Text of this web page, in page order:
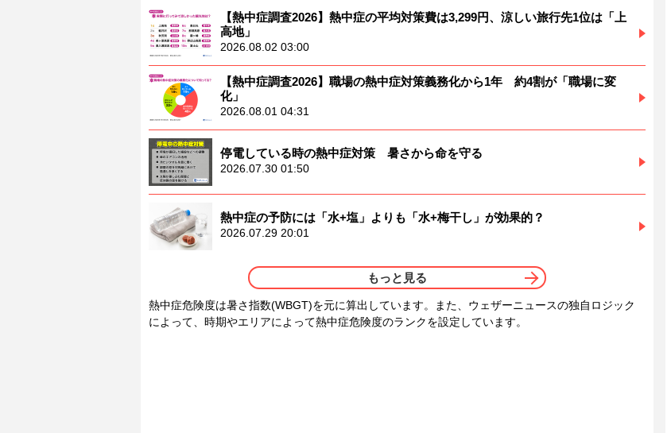
【熱中症調査2026】熱中症の平均対策費は3,299円、涼しい旅行先1位は「上
高地」
2026.08.02 03:00
【熱中症調査2026】職場の熱中症対策義務化から1年 約4割が「職場に変
化」
2026.08.01 04:31
停電している時の熱中症対策 暑さから命を守る
2026.07.30 01:50
熱中症の予防には「水+塩」よりも「水+梅干し」が効果的？
2026.07.29 20:01
もっと見る
熱中症危険度は暑さ指数(WBGT)を元に算出しています。また、ウェザーニュースの独自ロジック
によって、時期やエリアによって熱中症危険度のランクを設定しています。